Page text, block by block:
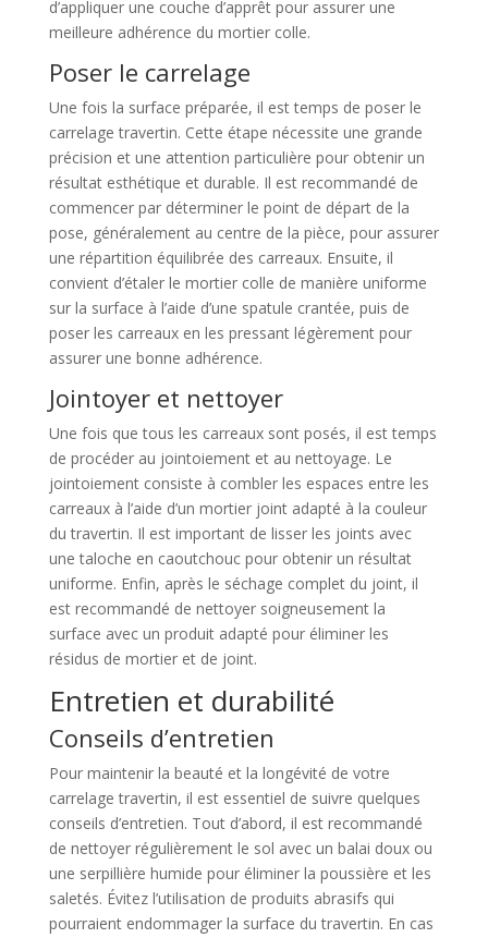
d’appliquer une couche d’apprêt pour assurer une
meilleure adhérence du mortier colle.
Poser le carrelage
Une fois la surface préparée, il est temps de poser le
carrelage travertin. Cette étape nécessite une grande
précision et une attention particulière pour obtenir un
résultat esthétique et durable. Il est recommandé de
commencer par déterminer le point de départ de la
pose, généralement au centre de la pièce, pour assurer
une répartition équilibrée des carreaux. Ensuite, il
convient d’étaler le mortier colle de manière uniforme
sur la surface à l’aide d’une spatule crantée, puis de
poser les carreaux en les pressant légèrement pour
assurer une bonne adhérence.
Jointoyer et nettoyer
Une fois que tous les carreaux sont posés, il est temps
de procéder au jointoiement et au nettoyage. Le
jointoiement consiste à combler les espaces entre les
carreaux à l’aide d’un mortier joint adapté à la couleur
du travertin. Il est important de lisser les joints avec
une taloche en caoutchouc pour obtenir un résultat
uniforme. Enfin, après le séchage complet du joint, il
est recommandé de nettoyer soigneusement la
surface avec un produit adapté pour éliminer les
résidus de mortier et de joint.
Entretien et durabilité
Conseils d’entretien
Pour maintenir la beauté et la longévité de votre
carrelage travertin, il est essentiel de suivre quelques
conseils d’entretien. Tout d’abord, il est recommandé
de nettoyer régulièrement le sol avec un balai doux ou
une serpillière humide pour éliminer la poussière et les
saletés. Évitez l’utilisation de produits abrasifs qui
pourraient endommager la surface du travertin. En cas